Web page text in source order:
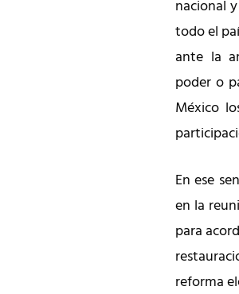
nacional
todo el
ante la
poder o
México
En ese
en la
para
reforma